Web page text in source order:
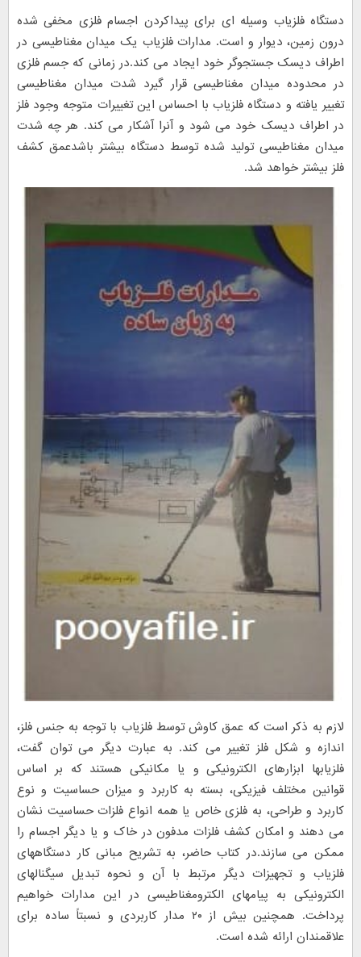
دستگاه فلزیاب وسیله ای برای پیداکردن اجسام فلزی مخفی شده
درون زمین، دیوار و است. مدارات فلزیاب یک میدان مغناطیسی در
اطراف دیسک جستجوگر خود ایجاد می کند.در زمانی که جسم فلزی
در محدوده میدان مغناطیسی قرار گیرد شدت میدان مغناطیسی
تغییر یافته و دستگاه فلزیاب با احساس این تغییرات متوجه وجود فلز
در اطراف دیسک خود می شود و آنرا آشکار می کند. هر چه شدت
میدان مغناطیسی تولید شده توسط دستگاه بیشتر باشدعمق کشف
فلز بیشتر خواهد شد.
لازم به ذکر است که عمق کاوش توسط فلزیاب با توجه به جنس فلز،
اندازه و شکل فلز تغییر می کند. به عبارت دیگر می توان گفت،
فلزیابها ابزارهای الکترونیکی و یا مکانیکی هستند که بر اساس
قوانین مختلف فیزیکی، بسته به کاربرد و میزان حساسیت و نوع
کاربرد و طراحی، به فلزی خاص یا همه انواع فلزات حساسیت نشان
می دهند و امکان کشف فلزات مدفون در خاک و یا دیگر اجسام را
ممکن می سازند.در کتاب حاضر، به تشریح مبانی کار دستگاههای
فلزیاب و تجهیزات دیگر مرتبط با آن و نحوه تبدیل سیگنالهای
الکترونیکی به پیامهای الکترومغناطیسی در این مدارات خواهیم
پرداخت. همچنین بیش از ۲۰ مدار کاربردی و نسبتاً ساده برای
علاقمندان ارائه شده است.